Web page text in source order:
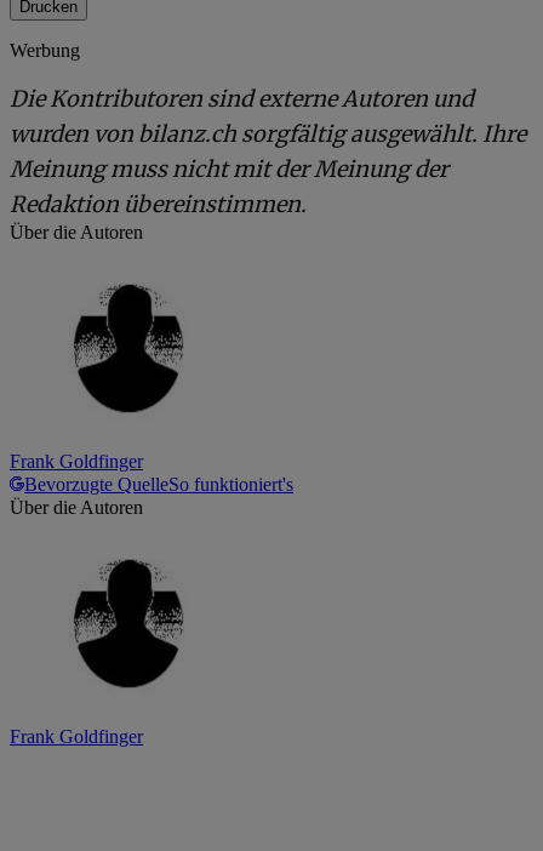
Drucken
Werbung
Die Kontributoren sind externe Autoren und
wurden von bilanz.ch sorgfältig ausgewählt. Ihre
Meinung muss nicht mit der Meinung der
Redaktion übereinstimmen.
Über die Autoren
Frank Goldfinger
Bevorzugte QuelleSo funktioniert's
Über die Autoren
Frank Goldfinger